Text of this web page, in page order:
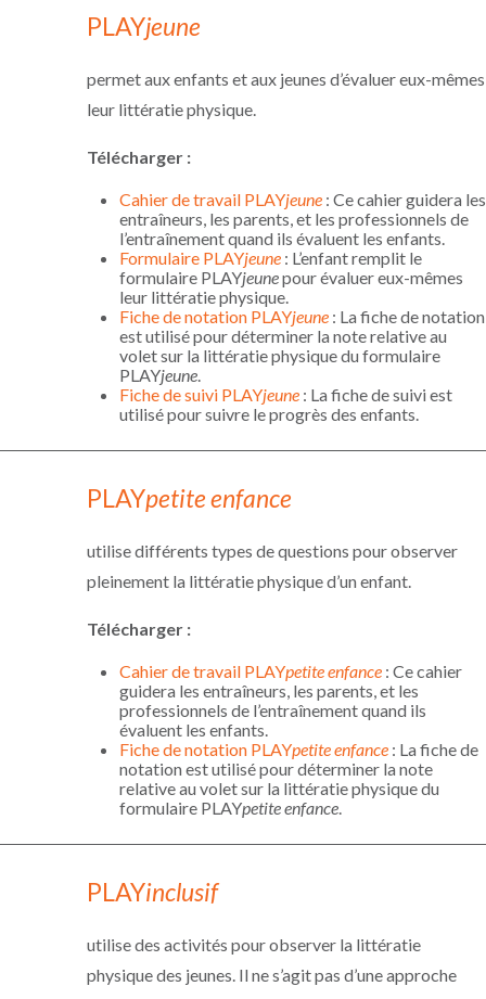
PLAYjeune
permet aux enfants et aux jeunes d’évaluer eux-mêmes
leur littératie physique.
Télécharger :
Cahier de travail PLAYjeune : Ce cahier guidera les
entraîneurs, les parents, et les professionnels de
l’entraînement quand ils évaluent les enfants.
Formulaire PLAYjeune : L’enfant remplit le
formulaire PLAYjeunepour évaluer eux-mêmes
leur littératie physique.
Fiche de notation PLAYjeune : La fiche de notation
est utilisé pour déterminer la note relative au
volet sur la littératie physique du formulaire
PLAYjeune
Fiche de suivi PLAYjeune : La fiche de suivi est
utilisé pour suivre le progrès des enfants.
PLAYpetite enfance
utilise différents types de questions pour observer
pleinement la littératie physique d’un enfant.
Télécharger :
Cahier de travail PLAYpetite enfance : Ce cahier
guidera les entraîneurs, les parents, et les
professionnels de l’entraînement quand ils
évaluent les enfants.
Fiche de notation PLAYpetite enfance : La fiche de
notation est utilisé pour déterminer la note
relative au volet sur la littératie physique du
formulaire PLAYpetite enfance.
PLAYinclusif
utilise des activités pour observer la littératie
physique des jeunes. Il ne s’agit pas d’une approche